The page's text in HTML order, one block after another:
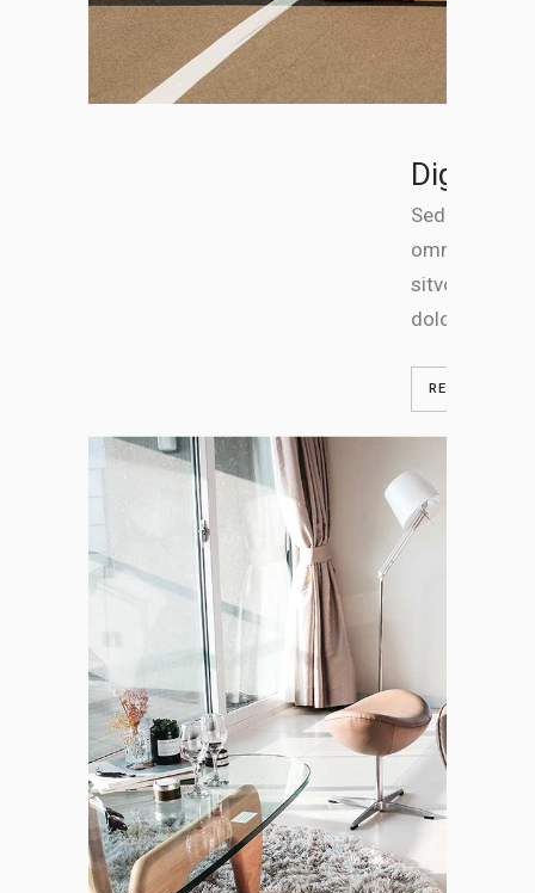
Digital
Sed ut
omnis iste
doloremque.
READ MORE